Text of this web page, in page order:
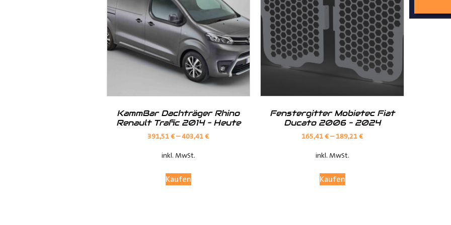
Hilfreiche Montageanleitungen und Tipps finden Sie auch auf unseremYouTube Kanal
Ihr Team vonDer Ausbauer
KammBar Dachträger Rhino
Renault Trafic 2014 – Heute
391,51€–403,41€
inkl. MwSt.
Kaufen
Fenstergitter Mobietec Fiat
Ducato 2006 – 2024
165,41€–189,21€
inkl. MwSt.
Kaufen